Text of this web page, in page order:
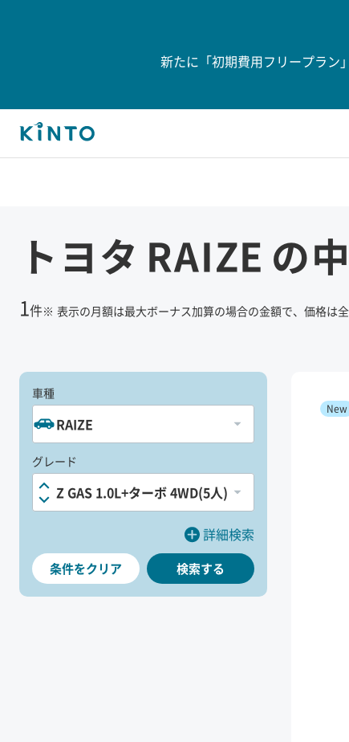
新たに「初期費用フリープラン
トヨタ RAIZE の
1件※ 表示の月額は最大ボーナス加算の場合の金額で、価格は
車種
Choose a maker:
RAIZE
グレード
Choose a grade:
Z GAS 1.0L+ターボ 4WD(5人)
詳細検索
条件をクリア 検索する
New